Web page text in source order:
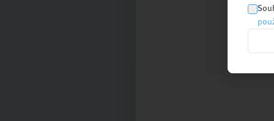
Nejnovější